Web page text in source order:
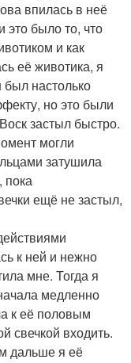
впилась в неё
это было то, что
и как
её животика, я
настолько
но это были
застыл быстро.
могли
затушила
пока
ещё не застыл,
к ней и нежно
мне. Тогда я
медленно
к её половым
свечкой входить.
дальше я её